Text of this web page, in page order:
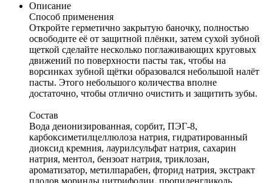
Описание
Способ применения
Откройте герметично закрытую баночку, полностью
освободите её от защитной плёнки, затем сухой зубной
щеткой сделайте несколько поглаживающих круговых
движений по поверхности пасты так, чтобы на
ворсинках зубной щётки образовался небольшой налёт
пасты. Этого небольшого количества вполне
достаточно, чтобы отлично очистить и защитить зубы.
Состав
Вода деионизированная, сорбит, ПЭГ-8,
карбоксиметилцеллюлоза натрия, гидратированный
диоксид кремния, лаурилсульфат натрия, сахарин
натрия, ментол, бензоат натрия, триклозан,
ароматизатор, метилпарабен, фторид натрия, экстракт